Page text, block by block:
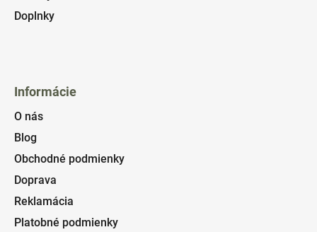
Doplnky
Informácie
O nás
Blog
Obchodné podmienky
Doprava
Reklamácia
Platobné podmienky